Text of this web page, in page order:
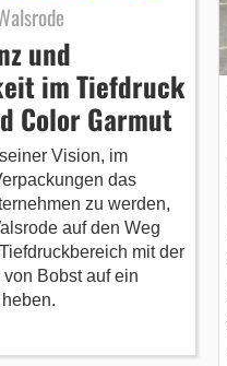
und
im Tiefdruck
Color Garmut
Vision, im
das
zu werden,
auf den Weg
mit der
Bobst auf ein